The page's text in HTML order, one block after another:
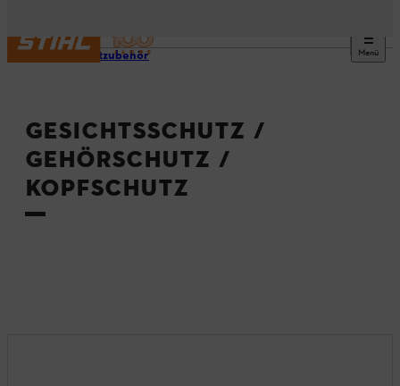
Menü
Produktzubehör
GESICHTSSCHUTZ /
GEHÖRSCHUTZ /
KOPFSCHUTZ